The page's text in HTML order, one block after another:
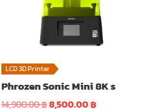
on
the
product
LCD 3D Printer
Phrozen Sonic Mini 8K s
14,900.00฿Original
8,500.00฿Current